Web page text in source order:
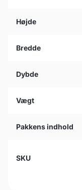
Højde
Bredde
Dybde
Vægt
Pakkens indhold
SKU